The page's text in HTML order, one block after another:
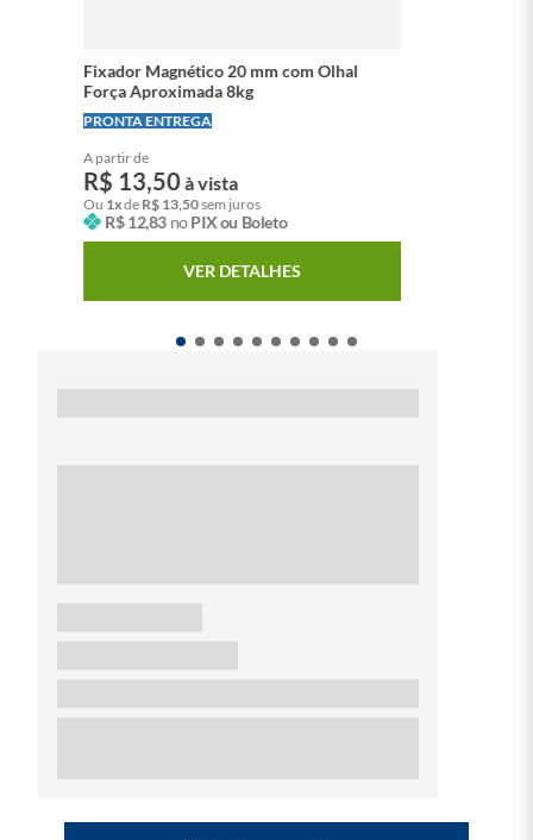
Fixador Magnético 20 mm com Olhal
Força Aproximada 8kg
LEVE + PAGUE -
PRONTA ENTREGA
A partir de
R$ 13,50à vista
Ou 1xde R$ 13,50sem juros
R$ 12,83 noPIX ou Boleto
VER DETALHES